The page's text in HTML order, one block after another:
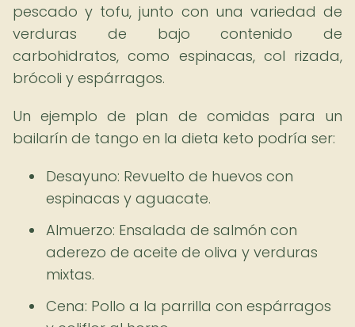
pescado y tofu, junto con una variedad de
verduras de bajo contenido de
carbohidratos, como espinacas, col rizada,
brócoli y espárragos.
Un ejemplo de plan de comidas para un
bailarín de tango en la dieta keto podría ser:
Desayuno: Revuelto de huevos con
espinacas y aguacate.
Almuerzo: Ensalada de salmón con
aderezo de aceite de oliva y verduras
mixtas.
Cena: Pollo a la parrilla con espárragos